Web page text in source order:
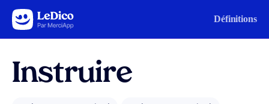
Aller au contenu Définitions
Instruire